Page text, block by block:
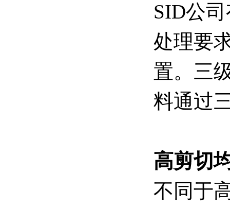
SID公
处理要
置。三
料通过
高剪切
不同于